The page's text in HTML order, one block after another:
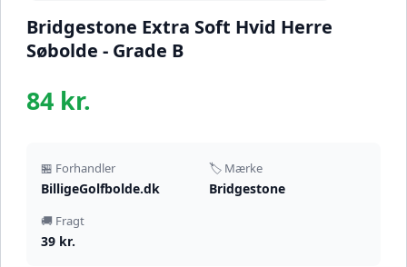
Bridgestone Extra Soft Hvid Herre
Søbolde - Grade B
84 kr.
🏪 Forhandler
BilligeGolfbolde.dk
🏷️ Mærke
Bridgestone
🚚 Fragt
39 kr.